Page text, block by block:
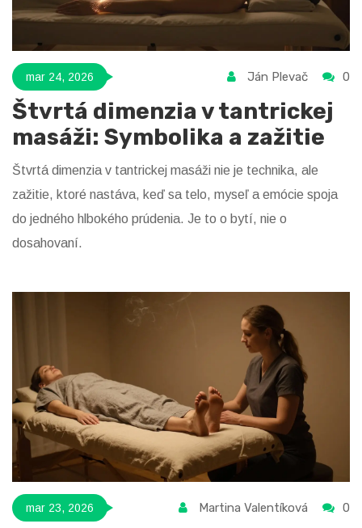
mar 24, 2026 Ján Plevač 0
Štvrtá dimenzia v tantrickej
masáži: Symbolika a zažitie
Štvrtá dimenzia v tantrickej masáži nie je technika, ale
zažitie, ktoré nastáva, keď sa telo, myseľ a emócie spoja
do jedného hlbokého prúdenia. Je to o bytí, nie o
dosahovaní.
mar 23, 2026 Martina Valentíková 0